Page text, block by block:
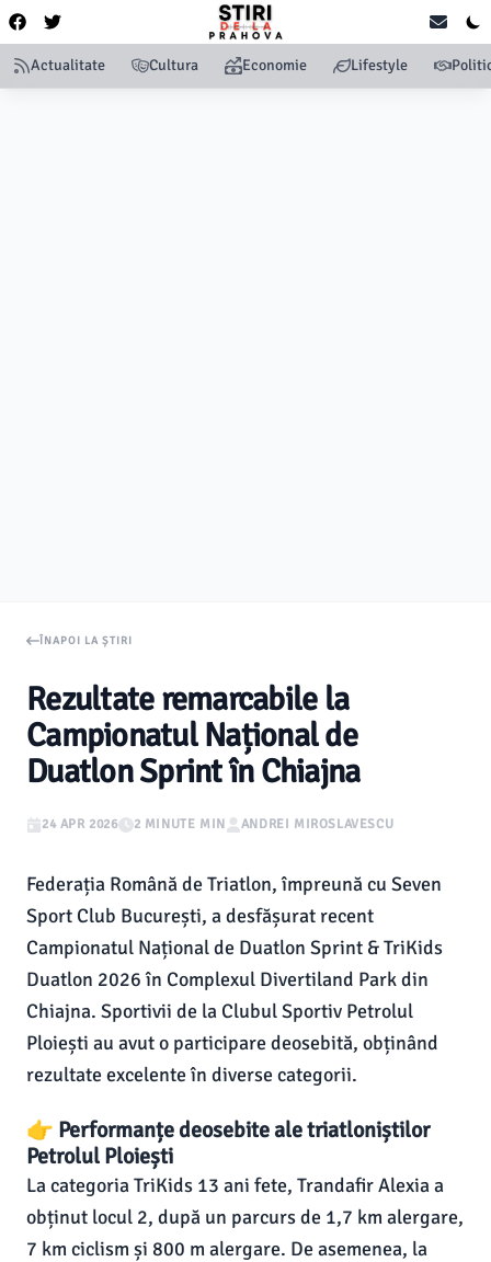
Actualitate Cultura Economie Lifestyle
ÎNAPOI LA ȘTIRI
Rezultate remarcabile la
Campionatul Național de
Duatlon Sprint în Chiajna
24 APR 2026 2 MINUTE MIN ANDREI MIROSLAVESCU
Federația Română de Triatlon, împreună cu Seven
Sport Club București, a desfășurat recent
Campionatul Național de Duatlon Sprint & TriKids
Duatlon 2026 în Complexul Divertiland Park din
Chiajna. Sportivii de la Clubul Sportiv Petrolul
Ploiești au avut o participare deosebită, obținând
rezultate excelente în diverse categorii.
👉 Performanțe deosebite ale triatloniștilor
Petrolul Ploiești
La categoria TriKids 13 ani fete, Trandafir Alexia a
obținut locul 2, după un parcurs de 1,7 km alergare,
7 km ciclism și 800 m alergare. De asemenea, la